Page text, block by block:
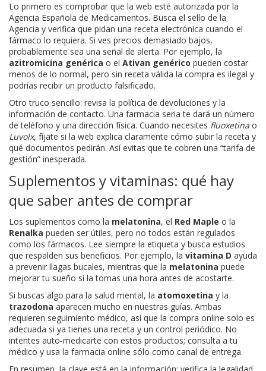
Lo primero es comprobar que la web esté autorizada por la
Agencia Española de Medicamentos. Busca el sello de la
Agencia y verifica que pidan una receta electrónica cuando el
fármaco lo requiera. Si ves precios demasiado bajos,
probablemente sea una señal de alerta. Por ejemplo, la
azitromicina genérica o el Ativan genérico pueden costar
menos de lo normal, pero sin receta válida la compra es ilegal y
podrías recibir un producto falsificado.
Otro truco sencillo: revisa la política de devoluciones y la
información de contacto. Una farmacia seria te dará un número
de teléfono y una dirección física. Cuando necesites fluoxetina o
Luvolx, fíjate si la web explica claramente cómo subir la receta y
qué documentos pedirán. Así evitas que te cobren una “tarifa de
gestión” inesperada.
Suplementos y vitaminas: qué hay
que saber antes de comprar
Los suplementos como la melatonina, el Red Maple o la
Renalka pueden ser útiles, pero no todos están regulados
como los fármacos. Lee siempre la etiqueta y busca estudios
que respalden sus beneficios. Por ejemplo, la vitamina D ayuda
a prevenir llagas bucales, mientras que la melatonina puede
mejorar tu sueño si la tomas una hora antes de acostarte.
Si buscas algo para la salud mental, la atomoxetina y la
trazodona aparecen mucho en nuestras guías. Ambas
requieren seguimiento médico, así que la compra online solo es
adecuada si ya tienes una receta y un control periódico. No
intentes auto‑medicarte con estos productos; consulta a tu
médico y usa la farmacia online sólo como canal de entrega.